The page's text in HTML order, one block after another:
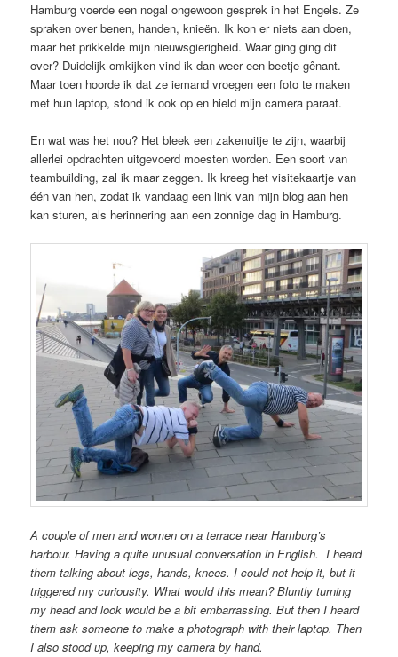
Hamburg voerde een nogal ongewoon gesprek in het Engels. Ze
spraken over benen, handen, knieën. Ik kon er niets aan doen,
maar het prikkelde mijn nieuwsgierigheid. Waar ging ging dit
over? Duidelijk omkijken vind ik dan weer een beetje gênant.
Maar toen hoorde ik dat ze iemand vroegen een foto te maken
met hun laptop, stond ik ook op en hield mijn camera paraat.
En wat was het nou? Het bleek een zakenuitje te zijn, waarbij
allerlei opdrachten uitgevoerd moesten worden. Een soort van
teambuilding, zal ik maar zeggen. Ik kreeg het visitekaartje van
één van hen, zodat ik vandaag een link van mijn blog aan hen
kan sturen, als herinnering aan een zonnige dag in Hamburg.
A couple of men and women on a terrace near Hamburg’s
harbour. Having a quite unusual conversation in English. I heard
them talking about legs, hands, knees. I could not help it, but it
triggered my curiousity. What would this mean? Bluntly turning
my head and look would be a bit embarrassing. But then I heard
them ask someone to make a photograph with their laptop. Then
I also stood up, keeping my camera by hand.